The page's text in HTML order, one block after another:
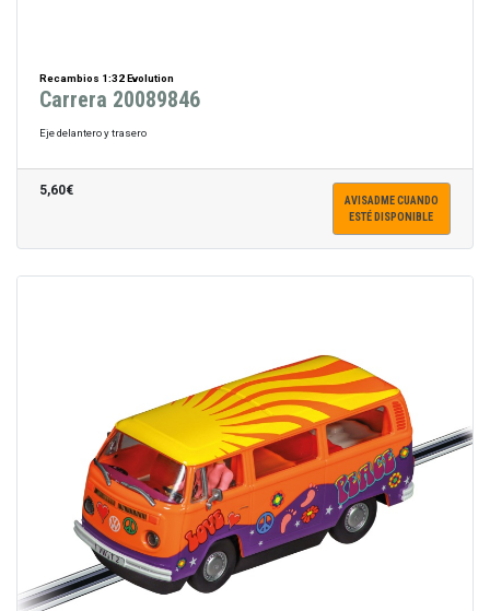
Recambios 1:32 Evolution
Carrera 20089846
Eje delantero y trasero
5,60€
AVISADME CUANDO
ESTÉ DISPONIBLE